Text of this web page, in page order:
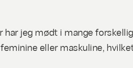
har jeg mødt i mange
eller maskuline,
WORK I